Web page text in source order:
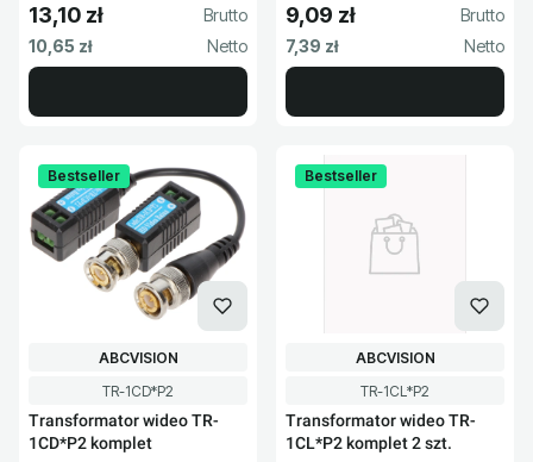
Cena brutto
13,10 zł
Cena netto
10,65 zł
Cena brutto
9,09 zł
Cena netto
7,39 zł
Bestseller
Kod produktu
TR-1CD*P2
Transformator wideo TR-
1CD*P2 komplet
PRODUCENT
ABCVISION
Bestseller
Kod produktu
TR-1CL*P2
Transformator wideo TR-
1CL*P2 komplet 2 szt.
PRODUCENT
ABCVISION